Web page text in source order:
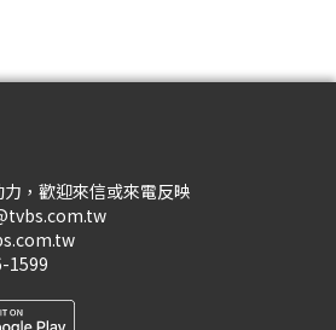
，歡迎來信或來電反映
1599